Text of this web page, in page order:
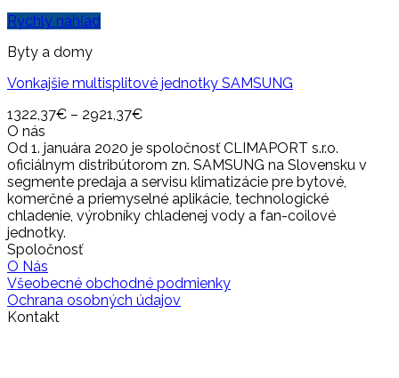
Rýchly náhľad
Byty a domy
Vonkajšie multisplitové jednotky SAMSUNG
1322,37€ – 2921,37€
O nás
Od 1. januára 2020 je spoločnosť CLIMAPORT s.r.o.
oficiálnym distribútorom zn. SAMSUNG na Slovensku v
segmente predaja a servisu klimatizácie pre bytové,
komerčné a priemyselné aplikácie, technologické
chladenie, výrobníky chladenej vody a fan-coilové
jednotky.
Spoločnosť
O Nás
Všeobecné obchodné podmienky
Ochrana osobných údajov
Kontakt